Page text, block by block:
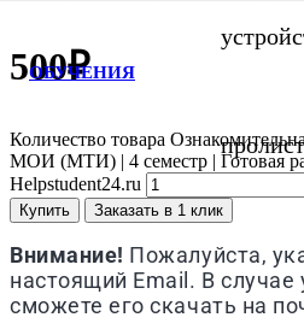
ОБУЧЕНИЯ
500₽
Количество товара
МОИ (МТИ) | 4 семестр | Готовая
Helpstudent24.ru
Купить Заказать в 1 клик
Внимание! Пожалуйста,
настоящий Email. В случае
сможете его скачать на